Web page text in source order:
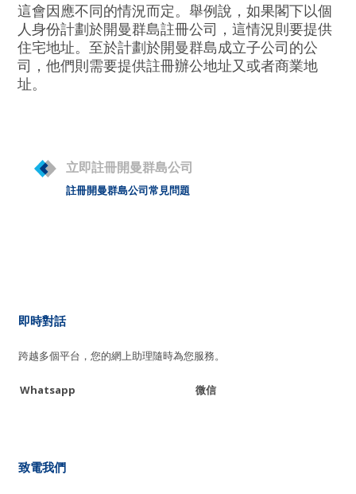
這會因應不同的情況而定。舉例說，如果閣下以個
人身份計劃於開曼群島註冊公司，這情況則要提供
住宅地址。至於計劃於開曼群島成立子公司的公
司，他們則需要提供註冊辦公地址又或者商業地
址。
立即註冊開曼群島公司
註冊開曼群島公司常見問題
即時對話
跨越多個平台，您的網上助理隨時為您服務。
Whatsapp 微信
致電我們